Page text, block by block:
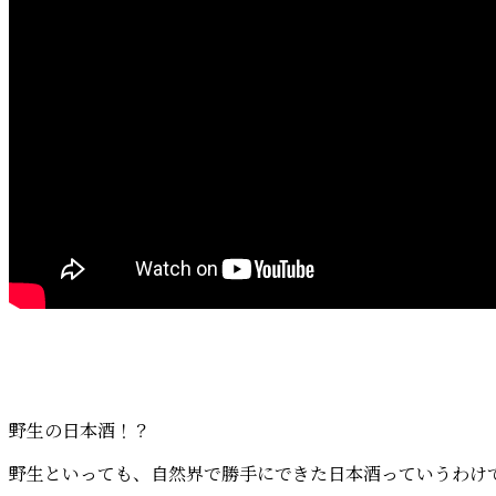
野生の日本酒！？
野生といっても、自然界で勝手にできた日本酒っていうわけ